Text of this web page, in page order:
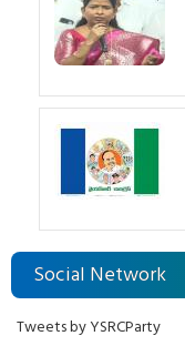
Social Network
Tweets by YSRCParty